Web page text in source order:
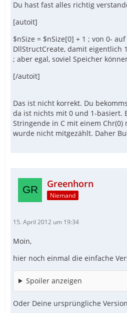
Du hast fast alles richtig
[autoit]
$nSize = $nSize[0] + 1 ; von 0-
DllStructCreate, damit eigentlich
; aber egal, soviel Speicher
[/autoit]
Das ist nicht korrekt. Du
da ist nichts mit 0 und 1-basiert.
Stringende in C mit einem
wurde nicht mitgezählt. Daher
Greenhorn
Niemand
15. April 2012 um 19:34
Moin,
hier noch einmal die einfache
Spoiler anzeigen
Oder Deine ursprüngliche